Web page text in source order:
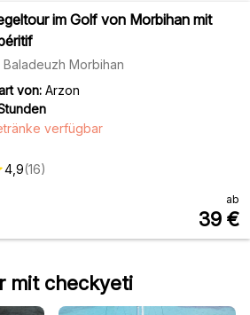
im Golf von Morbihan mit
Baladeuzh Morbihan
von: Arzon
verfügbar
4,9(16)
ab
39 €
mit checkyeti